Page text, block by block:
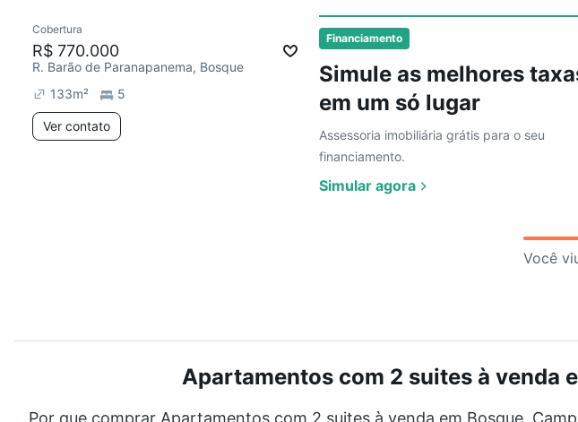
Financiamento
Simule as melhores
em um só lugar
Assessoria imobiliária grátis para o seu
financiamento.
Simular agora
Redecorar
Cobertura
R$ 770.000
R. Barão de Paranapanema, Bosque
133m² 5
Ver contato
Você
Apartamentos com 2 suites à venda
Por que comprar Apartamentos com 2 suites à venda em Bosque,